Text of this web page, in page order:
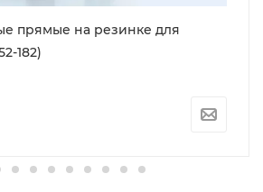
прямые на резинке для
182)